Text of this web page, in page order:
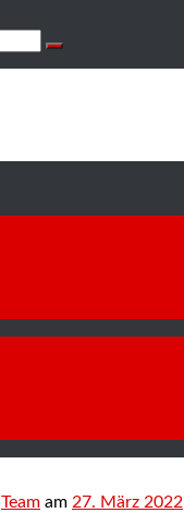
Suchen
Team am 27. März 2022